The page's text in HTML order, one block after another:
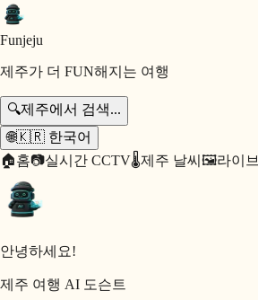
Funjeju
제주가 더 FUN해지는 여행
🔍제주에서 검색...
🌐🇰🇷 한국어
🏠홈📷실시간 CCTV🌡️제주 날씨 🖼️라이
안녕하세요!
제주 여행 AI 도슨트